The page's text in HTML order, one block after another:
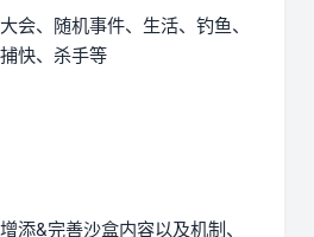
会、随机事件、生活、钓鱼、
快、杀手等
添&完善沙盒内容以及机制、